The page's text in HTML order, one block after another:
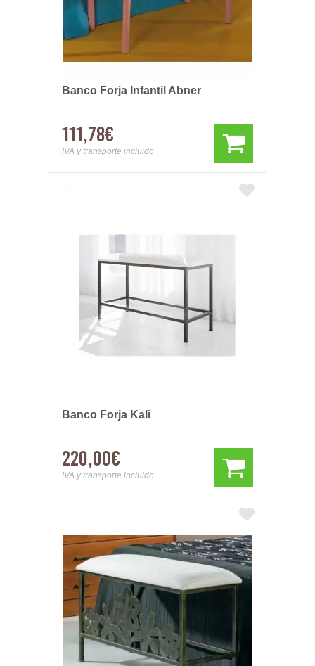
Banco Forja Infantil Abner
111,78€
IVA y transporte incluido
Banco Forja Kali
220,00€
IVA y transporte incluido